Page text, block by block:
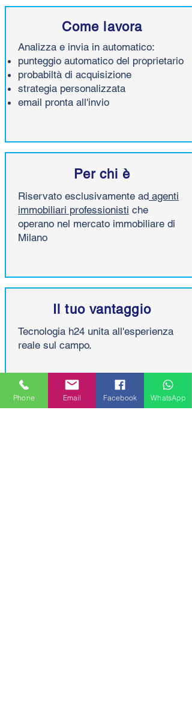
Come lavora
Analizza e invia in automatico:
punteggio automatico del proprietario
probabiltà di acquisizione
strategia personalizzata
email pronta all'invio
Per chi è
Riservato esclusivamente ad agenti
immobiliari professionisti che
operano nel mercato immobiliare di
Milano
Il tuo vantaggio
Tecnologia h24 unita all'esperienza
reale sul campo.
Phone Email Facebook WhatsApp